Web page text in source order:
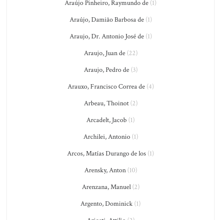
Araújo Pinheiro, Raymundo de (1)
Araújo, Damião Barbosa de(1)
Araujo, Dr. Antonio José de(1)
Araujo, Juan de(22)
Araujo, Pedro de(3)
Arauxo, Francisco Correa de(4)
Arbeau, Thoinot(2)
Arcadelt, Jacob (1)
Archilei, Antonio(1)
Arcos, Matías Durango de los (1)
Arensky, Anton(10)
Arenzana, Manuel(2)
Argento, Dominick (1)